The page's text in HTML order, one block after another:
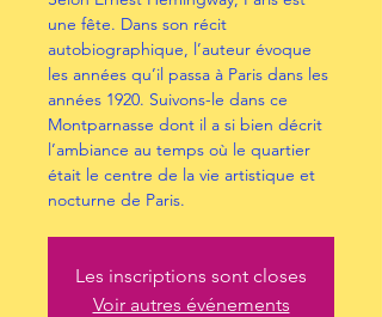
une fête. Dans son récit
autobiographique, l’auteur évoque
les années qu’il passa à Paris dans les
années 1920. Suivons-le dans ce
Montparnasse dont il a si bien décrit
l’ambiance au temps où le quartier
était le centre de la vie artistique et
nocturne de Paris.
Les inscriptions sont closes
Voir autres événements